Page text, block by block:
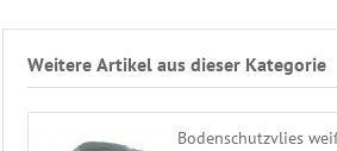
Weitere Artikel aus dieser Kategorie
Bodenschutzvlies